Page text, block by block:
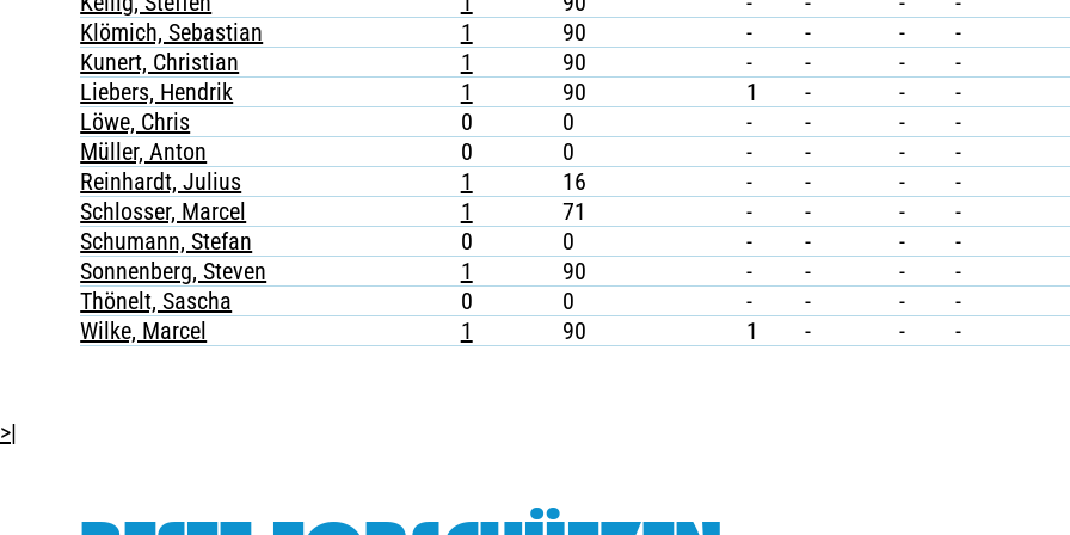
Klömich, Sebastian
1 90 - - - -
Kunert, Christian
1 90 - - - -
Liebers, Hendrik
1 90 1 - - -
Löwe, Chris
0 0 - - - -
Müller, Anton
0 0 - - - -
Reinhardt, Julius
1 16 - - - -
Schlosser, Marcel
1 71 - - - -
Schumann, Stefan
0 0 - - - -
Sonnenberg, Steven
1 90 - - - -
Thönelt, Sascha
0 0 - - - -
Wilke, Marcel
1 90 1 - - -
>|